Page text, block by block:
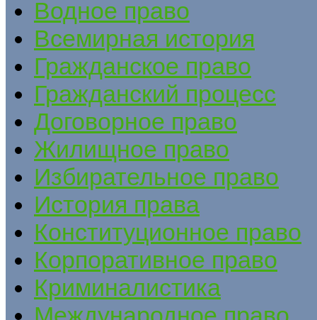
Водное право
Всемирная история
Гражданское право
Гражданский процесс
Договорное право
Жилищное право
Избирательное право
История права
Конституционное право
Корпоративное право
Криминалистика